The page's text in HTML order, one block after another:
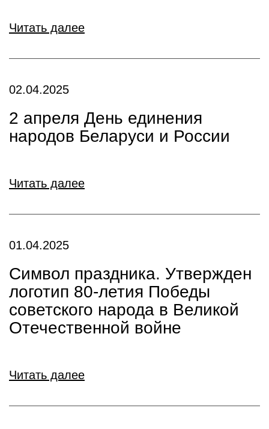
Читать далее
02.04.2025
2 апреля День единения
народов Беларуси и России
Читать далее
01.04.2025
Символ праздника. Утвержден
логотип 80-летия Победы
советского народа в Великой
Отечественной войне
Читать далее